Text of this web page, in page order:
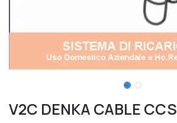
V2C DENKA CABLE CCS